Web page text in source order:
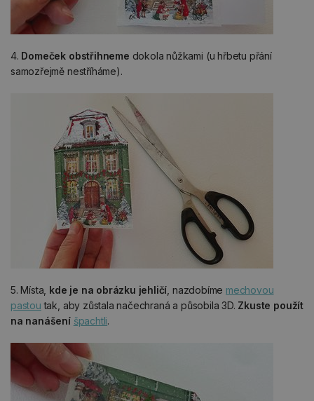
4. Domeček obstřihneme dokola nůžkami (u hřbetu přání
samozřejmě nestříháme).
5. Místa, kde je na obrázku jehličí , nazdobíme mechovou
pastou tak, aby zůstala načechraná a působila 3D. Zkuste použít
na nanášení špachtli.